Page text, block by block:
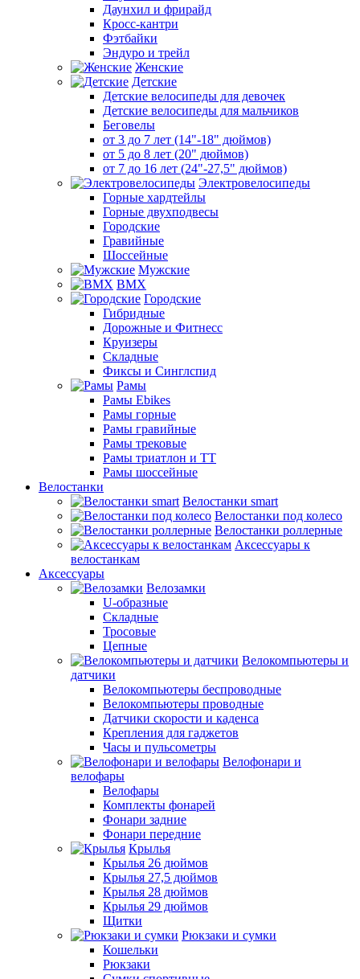
Даунхил и фрирайд
Кросс-кантри
Фэтбайки
Эндуро и трейл
Женские
Детские
Детские велосипеды для девочек
Детские велосипеды для мальчиков
Беговелы
от 3 до 7 лет (14"-18" дюймов)
от 5 до 8 лет (20" дюймов)
от 7 до 16 лет (24"-27,5" дюймов)
Электровелосипеды
Горные хардтейлы
Горные двухподвесы
Городские
Гравийные
Шоссейные
Мужские
BMX
Городские
Гибридные
Дорожные и Фитнесс
Круизеры
Складные
Фиксы и Синглспид
Рамы
Рамы Ebikes
Рамы горные
Рамы гравийные
Рамы трековые
Рамы триатлон и ТТ
Рамы шоссейные
Велостанки
Велостанки smart
Велостанки под колесо
Велостанки роллерные
Аксессуары к
велостанкам
Аксессуары
Велозамки
U-образные
Складные
Тросовые
Цепные
Велокомпьютеры и
датчики
Велокомпьютеры беспроводные
Велокомпьютеры проводные
Датчики скорости и каденса
Крепления для гаджетов
Часы и пульсометры
Велофонари и
велофары
Велофары
Комплекты фонарей
Фонари задние
Фонари передние
Крылья
Крылья 26 дюймов
Крылья 27,5 дюймов
Крылья 28 дюймов
Крылья 29 дюймов
Щитки
Рюкзаки и сумки
Кошельки
Рюкзаки